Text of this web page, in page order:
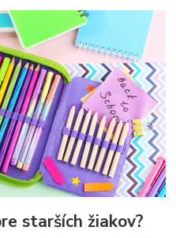
starších žiakov?